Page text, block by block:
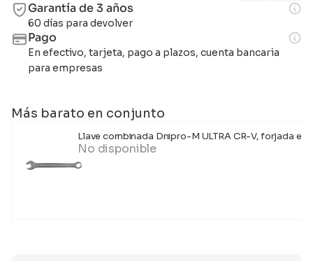
Garantía de 3 años
60 días para devolver
Pago
En efectivo, tarjeta, pago a plazos, cuenta bancaria
para empresas
Más barato en conjunto
Llave combinada Dnipro-M ULTRA CR-V, forjada en
No disponible